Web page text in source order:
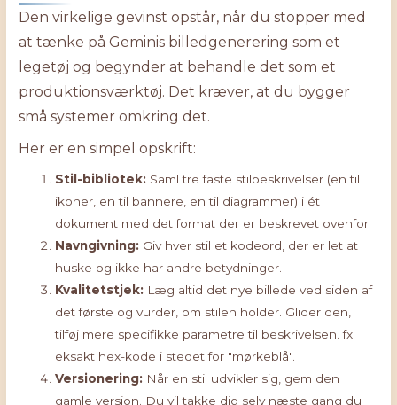
Den virkelige gevinst opstår, når du stopper med
at tænke på Geminis billedgenerering som et
legetøj og begynder at behandle det som et
produktionsværktøj. Det kræver, at du bygger
små systemer omkring det.
Her er en simpel opskrift:
Stil-bibliotek: Saml tre faste stilbeskrivelser (en til
ikoner, en til bannere, en til diagrammer) i ét
dokument med det format der er beskrevet ovenfor.
Navngivning: Giv hver stil et kodeord, der er let at
huske og ikke har andre betydninger.
Kvalitetstjek: Læg altid det nye billede ved siden af
det første og vurder, om stilen holder. Glider den,
tilføj mere specifikke parametre til beskrivelsen. fx
eksakt hex-kode i stedet for "mørkeblå".
Versionering: Når en stil udvikler sig, gem den
gamle version. Du vil takke dig selv næste gang du